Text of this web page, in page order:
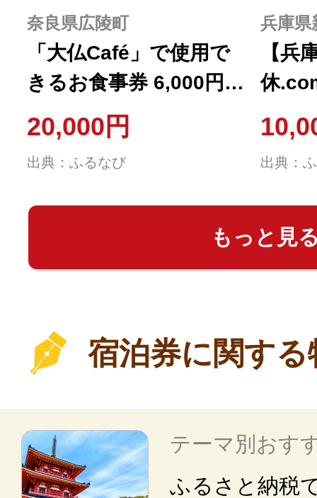
奈良県広陵町
「大仏Café」で使用で
きるお食事券 6,000円分
/ 奈良県広陵町にあるオ
シャレなカフェ大仏
Caféで使えるお食事券
6000円分
20,000円
出典：ふるなび
兵庫県
【兵
休
ル割
分)【
出典：
もっと見
宿泊券に関する
テーマ別おす
ふるさと納税